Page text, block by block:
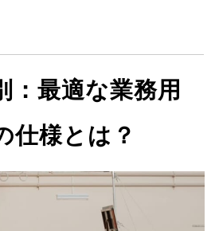
：最適な業務用
仕様とは？